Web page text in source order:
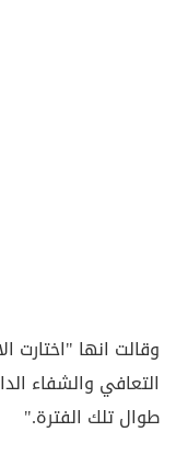
وقالت انها "اختارت
التعافي والشفاء
طوال تلك الفترة."